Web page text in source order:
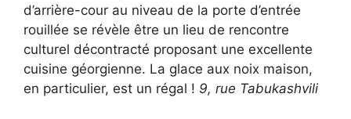
d’arrière-cour au niveau de la porte d’entrée
rouillée se révèle être un lieu de rencontre
culturel décontracté proposant une excellente
cuisine géorgienne. La glace aux noix maison,
en particulier, est un régal ! 9, rue Tabukashvili